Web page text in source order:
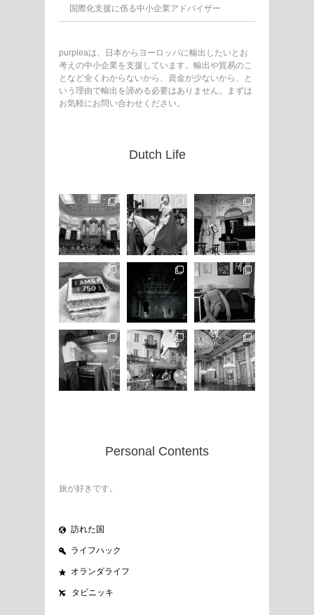
国際化支援に係る中小企業アドバイザー
purpleaは、日本からヨーロッパに輸出したいとお
考えの中小企業を支援しています。輸出や貿易のこ
となど全くわからないから、資金が少ないから、と
いう理由で輸出を諦める必要はありません。まずは
お気軽にお問い合わせください。
Dutch Life
Personal Contents
旅が好きです。
訪れた国
ライフハック
オランダライフ
タビニッキ